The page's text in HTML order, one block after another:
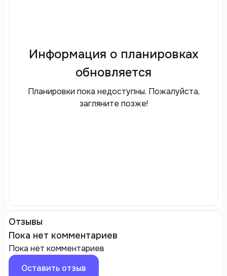
Информация о планировках
обновляется
Планировки пока недоступны. Пожалуйста,
загляните позже!
Отзывы
Пока нет комментариев
Пока нет комментариев
Оставить отзыв